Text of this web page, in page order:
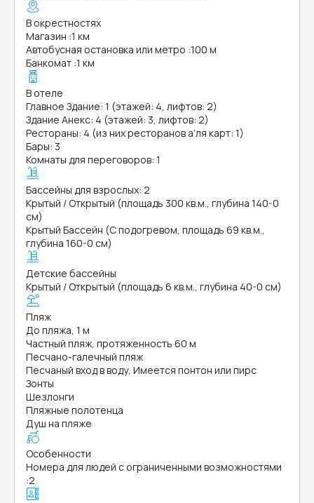
В окрестностях
Магазин :1 км
Автобусная остановка или метро :100 м
Банкомат :1 км
В отеле
Главное Здание: 1 (этажей: 4, лифтов: 2)
Здание Анекс: 4 (этажей: 3, лифтов: 2)
Рестораны: 4 (из них ресторанов а’ля карт: 1)
Бары: 3
Комнаты для переговоров: 1
Бассейны для взрослых: 2
Крытый / Открытый (площадь 300 кв.м., глубина 140-0
см)
Крытый Бассейн (С подогревом, площадь 69 кв.м.,
глубина 160-0 см)
Детские бассейны
Крытый / Открытый (площадь 6 кв.м., глубина 40-0 см)
Пляж
До пляжа, 1 м
Частный пляж, протяженность 60 м
Песчано-галечный пляж
Песчаный вход в воду, Имеется понтон или пирс
Зонты
Шезлонги
Пляжные полотенца
Душ на пляже
Особенности
Номера для людей с ограниченными возможностями
:2